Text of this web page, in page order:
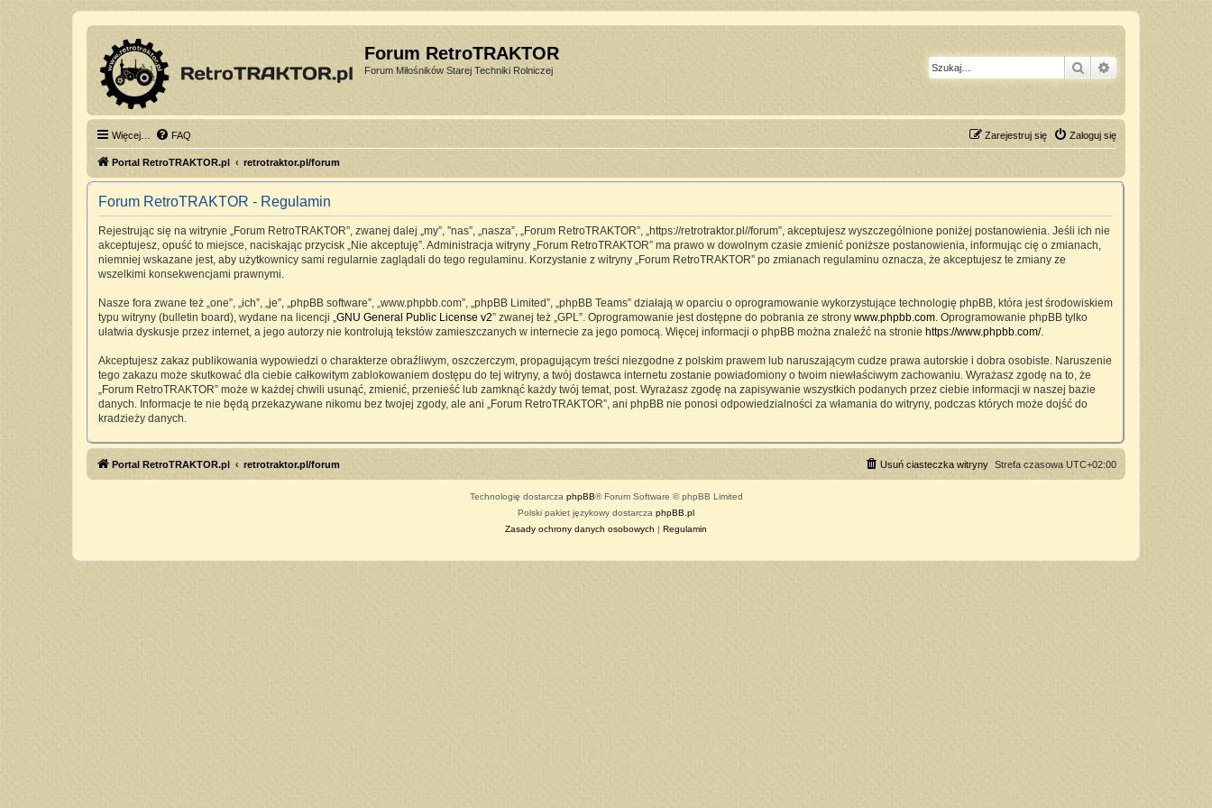
Forum RetroTRAKTOR
Forum Miłośników Starej Techniki Rolniczej Szukaj
Więcej… FAQ Zaloguj się
Zarejestruj się
Portal RetroTRAKTOR.pl retrotraktor.pl/forum
Forum RetroTRAKTOR - Regulamin
Rejestrując się na witrynie „Forum RetroTRAKTOR”, zwanej dalej „my”, ”nas”, „nasza”, „Forum RetroTRAKTOR”, „https://retrotraktor.pl//forum”, akceptujesz wyszczególnione poniżej postanowienia. Jeśli ich nie
akceptujesz, opuść to miejsce, naciskając przycisk „Nie akceptuję”. Administracja witryny „Forum RetroTRAKTOR” ma prawo w dowolnym czasie zmienić poniższe postanowienia, informując cię o zmianach,
niemniej wskazane jest, aby użytkownicy sami regularnie zaglądali do tego regulaminu. Korzystanie z witryny „Forum RetroTRAKTOR” po zmianach regulaminu oznacza, że akceptujesz te zmiany ze
wszelkimi konsekwencjami prawnymi.
Nasze fora zwane też „one”, „ich”, „je”, „phpBB software”, „www.phpbb.com”, „phpBB Limited”, „phpBB Teams” działają w oparciu o oprogramowanie wykorzystujące technologię phpBB, która jest środowiskiem
typu witryny (bulletin board), wydane na licencji „GNU General Public License v2” zwanej też „GPL”. Oprogramowanie jest dostępne do pobrania ze strony www.phpbb.com. Oprogramowanie phpBB tylko
ułatwia dyskusje przez internet, a jego autorzy nie kontrolują tekstów zamieszczanych w internecie za jego pomocą. Więcej informacji o phpBB można znaleźć na stronie https://www.phpbb.com/.
Akceptujesz zakaz publikowania wypowiedzi o charakterze obraźliwym, oszczerczym, propagującym treści niezgodne z polskim prawem lub naruszającym cudze prawa autorskie i dobra osobiste. Naruszenie
tego zakazu może skutkować dla ciebie całkowitym zablokowaniem dostępu do tej witryny, a twój dostawca internetu zostanie powiadomiony o twoim niewłaściwym zachowaniu. Wyrażasz zgodę na to, że
„Forum RetroTRAKTOR” może w każdej chwili usunąć, zmienić, przenieść lub zamknąć każdy twój temat, post. Wyrażasz zgodę na zapisywanie wszystkich podanych przez ciebie informacji w naszej bazie
danych. Informacje te nie będą przekazywane nikomu bez twojej zgody, ale ani „Forum RetroTRAKTOR”, ani phpBB nie ponosi odpowiedzialności za włamania do witryny, podczas których może dojść do
kradzieży danych.
Portal RetroTRAKTOR.pl retrotraktor.pl/forum Strefa czasowa UTC+02:00
Usuń ciasteczka witryny
Technologię dostarcza phpBB® Forum Software © phpBB Limited
Polski pakiet językowy dostarcza phpBB.pl
Zasady ochrony danych osobowych | Regulamin